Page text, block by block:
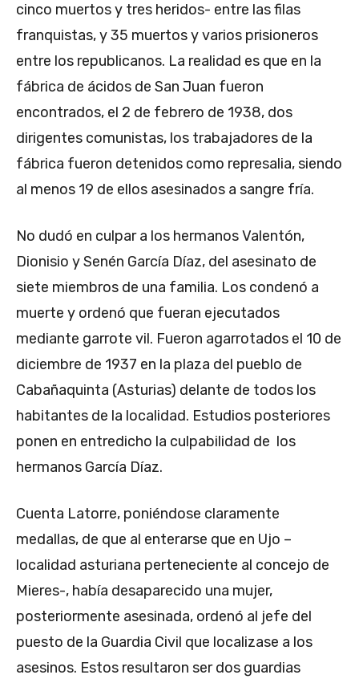
cinco muertos y tres heridos- entre las filas
franquistas, y 35 muertos y varios prisioneros
entre los republicanos. La realidad es que en la
fábrica de ácidos de San Juan fueron
encontrados, el 2 de febrero de 1938, dos
dirigentes comunistas, los trabajadores de la
fábrica fueron detenidos como represalia, siendo
al menos 19 de ellos asesinados a sangre fría.
No dudó en culpar a los hermanos Valentón,
Dionisio y Senén García Díaz, del asesinato de
siete miembros de una familia. Los condenó a
muerte y ordenó que fueran ejecutados
mediante garrote vil. Fueron agarrotados el 10 de
diciembre de 1937 en la plaza del pueblo de
Cabañaquinta (Asturias) delante de todos los
habitantes de la localidad. Estudios posteriores
ponen en entredicho la culpabilidad de los
hermanos García Díaz.
Cuenta Latorre, poniéndose claramente
medallas, de que al enterarse que en Ujo –
localidad asturiana perteneciente al concejo de
Mieres-, había desaparecido una mujer,
posteriormente asesinada, ordenó al jefe del
puesto de la Guardia Civil que localizase a los
asesinos. Estos resultaron ser dos guardias